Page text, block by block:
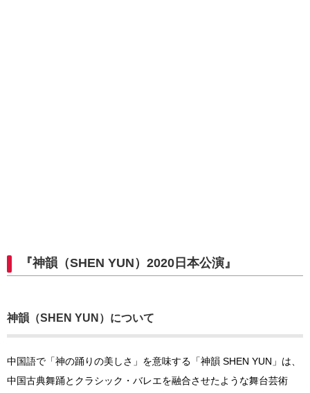
『神韻（SHEN YUN）2020日本公演』
神韻（SHEN YUN）について
中国語で「神の踊りの美しさ」を意味する「神韻 SHEN YUN」は、
中国古典舞踊とクラシック・バレエを融合させたような舞台芸術